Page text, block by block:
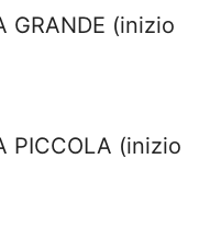
GRANDE (inizio
PICCOLA (inizio